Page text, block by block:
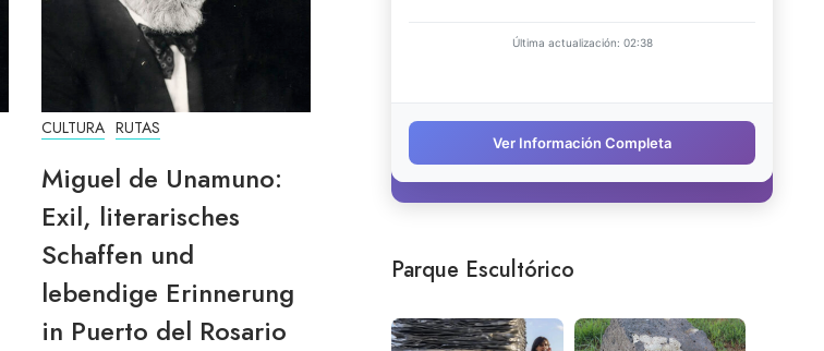
CULTURA RUTAS
Miguel de Unamuno:
Exil, literarisches
Schaffen und
lebendige Erinnerung
in Puerto del Rosario
Parque Escultórico